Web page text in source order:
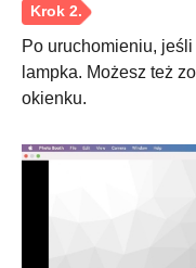
Po uruchomieniu,
lampka. Możesz też
okienku.